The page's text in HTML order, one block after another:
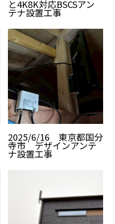
と4K8K対応BSCSアン
テナ設置工事
2025/6/16 東京都国分
寺市 デザインアンテ
ナ設置工事